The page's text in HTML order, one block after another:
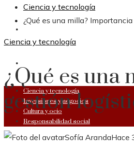
Ciencia y tecnología
Inversiones y negocios
Cultura y ocio
Responsabilidad social
Ciencia y tecnología
¿Qué es una milla?
Ciencia y tecnología
¿Qué es una
gestión
Sofía ArandaHace